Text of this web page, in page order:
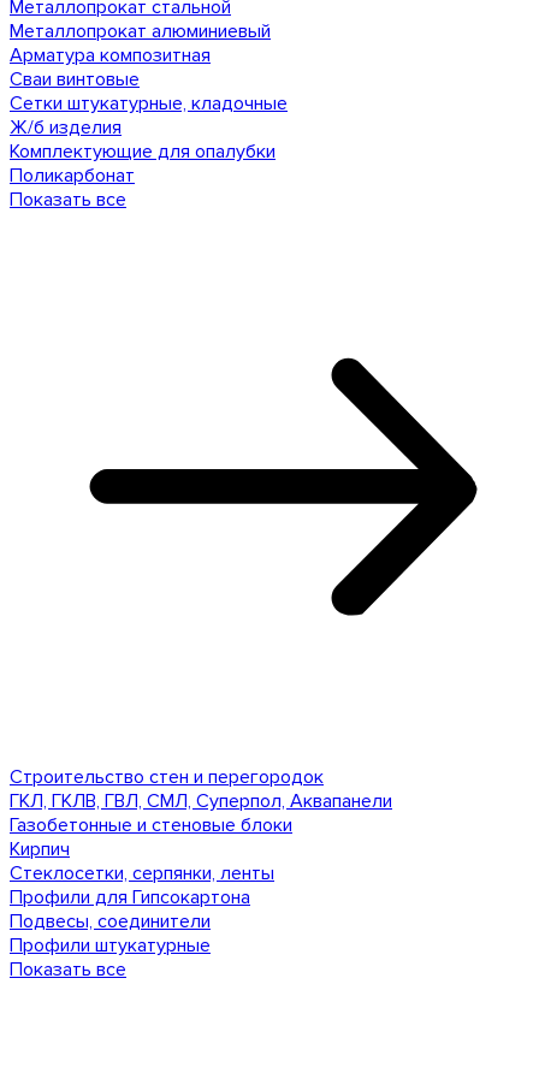
Металлопрокат стальной
Металлопрокат алюминиевый
Арматура композитная
Сваи винтовые
Сетки штукатурные, кладочные
Ж/б изделия
Комплектующие для опалубки
Поликарбонат
Показать все
Строительство стен и перегородок
ГКЛ, ГКЛВ, ГВЛ, СМЛ, Суперпол, Аквапанели
Газобетонные и стеновые блоки
Кирпич
Стеклосетки, серпянки, ленты
Профили для Гипсокартона
Подвесы, соединители
Профили штукатурные
Показать все